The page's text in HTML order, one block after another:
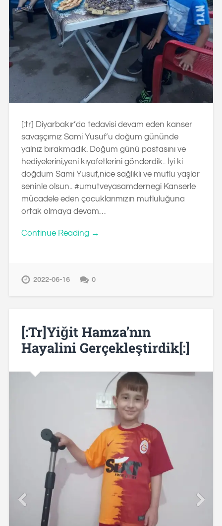
[:tr] Diyarbakır’da tedavisi devam eden kanser
savaşçımız Sami Yusuf’u doğum gününde
yalnız bırakmadık. Doğum günü pastasını ve
hediyelerini,yeni kıyafetlerini gönderdik.. İyi ki
doğdum Sami Yusuf,nice sağlıklı ve mutlu yaşlar
seninle olsun.. #umutveyasamdernegi Kanserle
mücadele eden çocuklarımızın mutluluğuna
ortak olmaya devam…
Continue Reading →
2022-06-16 0
[:tr]Yiğit Hamza’nın
Hayalini Gerçekleştirdik[:]